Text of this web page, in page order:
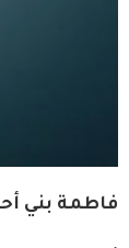
فاطمة بني